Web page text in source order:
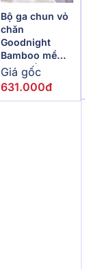
Bộ ga chun vỏ
chăn
Goodnight
Bamboo mềm
mại, điều hòa
thân nhiệt
Giá gốc
631.000đ